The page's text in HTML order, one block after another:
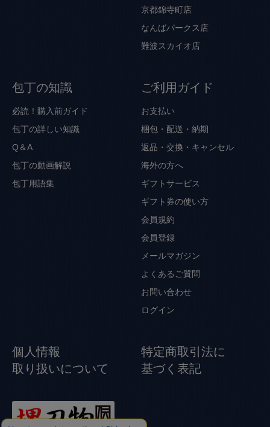
京都錦寺町店
なんばパークス店
難波スカイオ店
包丁の知識
必読！購入前ガイド
包丁の詳しい知識
Q＆A
包丁の動画解説
包丁用語集
ご利用ガイド
お支払い
梱包・配送・納期
返品・交換・キャンセル
海外の方へ
ギフトサービス
ギフト券の使い方
会員規約
会員登録
メールマガジン
よくあるご質問
お問い合わせ
ログイン
個人情報
取り扱いについて
特定商取引法に
基づく表記